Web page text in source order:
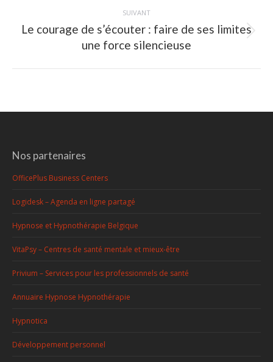
SUIVANT
Article
suivant
Le courage de s’écouter : faire de ses limites
une force silencieuse
Nos partenaires
OfficePlus Business Centers
Logidesk – Agenda en ligne partagé
Hypnose et Hypnothérapie Belgique
VitaPsy – Centres de santé mentale et mieux-être
Privium – Services pour les professionnels de santé
Annuaire Hypnose Hypnothérapie
Hypnotica
Développement personnel